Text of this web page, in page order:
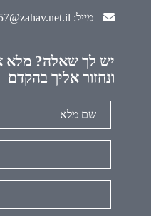
מייל: ww57@zahav.net.il
יש לך שאלה? מלא
ונחזור אליך בהקדם